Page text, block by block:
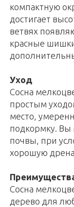
компактную
достигает
ветвях
красные
Уход
Сосна
простым
место,
подкормку. Вы
почвы, при
хорошую
Сосна
дерево для